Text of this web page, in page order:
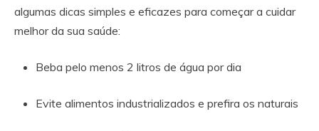
algumas dicas simples e eficazes para começar a cuidar
melhor da sua saúde:
Beba pelo menos 2 litros de água por dia
Evite alimentos industrializados e prefira os naturais